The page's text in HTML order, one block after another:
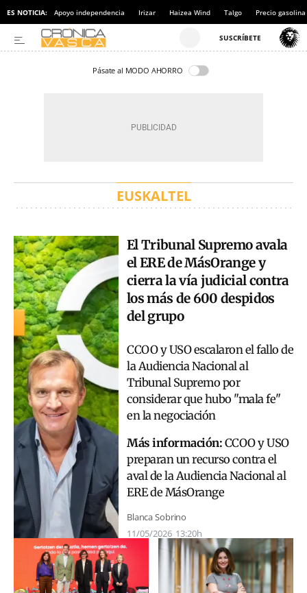
ES NOTICIA: Apoyo independencia Irizar Haizea Wind Talgo Precio gasolina
Pásate al MODO AHORRO
EUSKALTEL
El Tribunal Supremo avala
el ERE de MásOrange y
cierra la vía judicial contra
los más de 600 despidos
del grupo
CCOO y USO escalaron el fallo de
la Audiencia Nacional al
Tribunal Supremo por
considerar que hubo "mala fe"
en la negociación
Más información:CCOO y USO
preparan un recurso contra el
aval de la Audiencia Nacional al
ERE de MásOrange
Blanca Sobrino
11/05/2026 13:20h